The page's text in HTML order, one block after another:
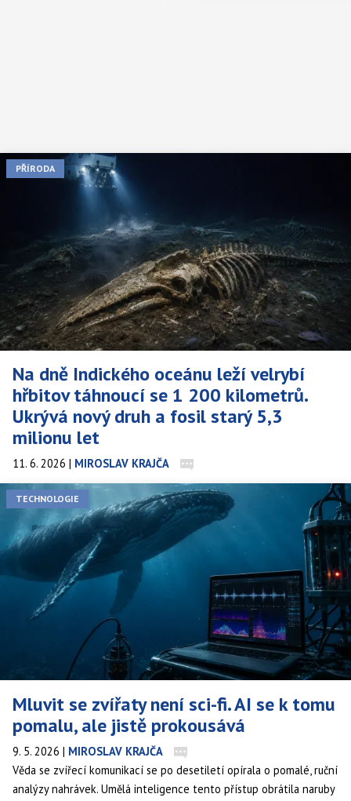
PŘÍRODA
Na dně Indického oceánu leží velrybí
hřbitov táhnoucí se 1 200 kilometrů.
Ukrývá nový druh a fosil starý 5,3
milionu let
11. 6. 2026 | MIROSLAV KRAJČA
V roce 2023 ponorka čínské akademie věd hledala v hadální zóně
jihovýchodního Indického oceánu geologická data. Místo toho
narazila na velrybí kost 7 000 metrů pod hladinou. To, co
následovalo, bylo systematické mapování největšího velrybího
hřbitova, jaký kdy věda zdokumentovala – a nový druh vymřelé
velryby, který na dně čekal 5,3 milionu let.
TECHNOLOGIE
Mluvit se zvířaty není sci-fi. AI se k tomu
pomalu, ale jistě prokousává
9. 5. 2026 | MIROSLAV KRAJČA
Věda se zvířecí komunikací se po desetiletí opírala o pomalé, ruční
analýzy nahrávek. Umělá inteligence tento přístup obrátila naruby